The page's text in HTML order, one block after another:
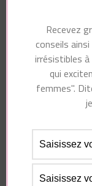
Essayez.
Recevez
conseils
irrésistibles
qui
femmes".